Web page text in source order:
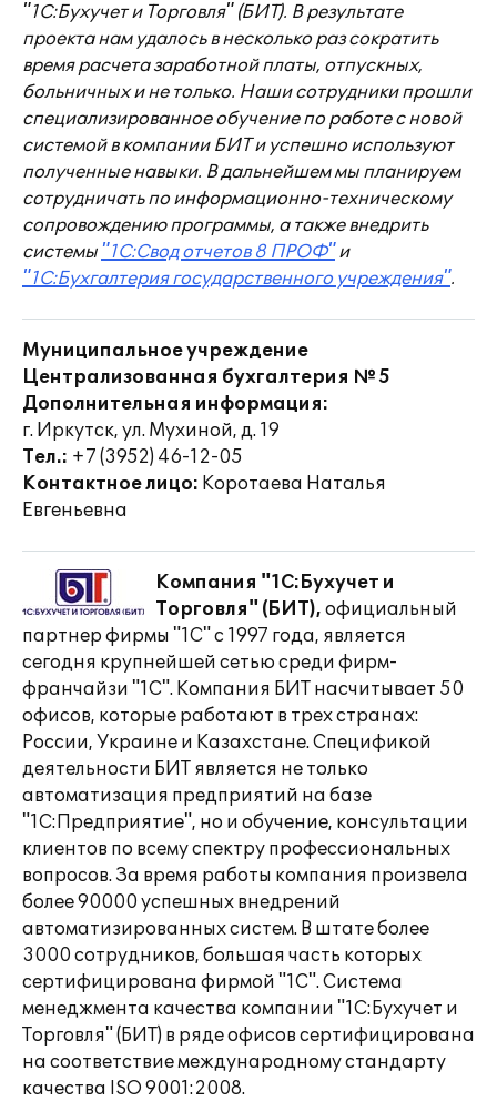
"1С:Бухучет и Торговля" (БИТ). В результате
проекта нам удалось в несколько раз сократить
время расчета заработной платы, отпускных,
больничных и не только. Наши сотрудники прошли
специализированное обучение по работе с новой
системой в компании БИТ и успешно используют
полученные навыки. В дальнейшем мы планируем
сотрудничать по информационно-техническому
сопровождению программы, а также внедрить
системы "1С:Свод отчетов 8 ПРОФ"и
"1С:Бухгалтерия государственного учреждения".
Муниципальное учреждение
Централизованная бухгалтерия №5
Дополнительная информация:
г. Иркутск, ул. Мухиной, д. 19
Тел.: +7 (3952) 46-12-05
Контактное лицо: Коротаева Наталья
Евгеньевна
Компания "1С:Бухучет и
Торговля" (БИТ), официальный
партнер фирмы "1С" с 1997 года, является
сегодня крупнейшей сетью среди фирм-
франчайзи "1С". Компания БИТ насчитывает 50
офисов, которые работают в трех странах:
России, Украине и Казахстане. Спецификой
деятельности БИТ является не только
автоматизация предприятий на базе
"1С:Предприятие", но и обучение, консультации
клиентов по всему спектру профессиональных
вопросов. За время работы компания произвела
более 90000 успешных внедрений
автоматизированных систем. В штате более
3000 сотрудников, большая часть которых
сертифицирована фирмой "1С". Система
менеджмента качества компании "1С:Бухучет и
Торговля" (БИТ) в ряде офисов сертифицирована
на соответствие международному стандарту
качества ISO 9001:2008.